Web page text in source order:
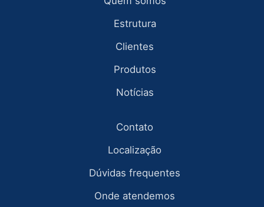
Estrutura
Clientes
Produtos
Notícias
Contato
Localização
Dúvidas frequentes
Onde atendemos